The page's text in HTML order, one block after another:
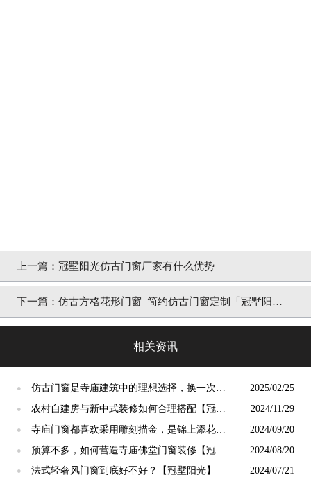
上一篇： 冠墅阳光仿古门窗厂家有什么优势
下一篇： 仿古方格花形门窗_简约仿古门窗定制「冠墅阳
相关资讯
●
仿古门窗是寺庙建筑中的理想选择，换一次用
终生【冠墅阳光】
2025/02/25
●
农村自建房与新中式装修如何合理搭配【冠墅
阳光】
2024/11/29
●
寺庙门窗都喜欢采用雕刻描金，是锦上添花
吗？【冠墅阳光】
2024/09/20
●
预算不多，如何营造寺庙佛堂门窗装修【冠墅
阳光】
2024/08/20
● 法式轻奢风门窗到底好不好？【冠墅阳光】 2024/07/21